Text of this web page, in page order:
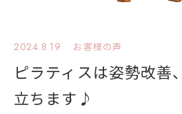
2024.8.19 お客様の声
ピラティスは姿勢改善
立ちます♪